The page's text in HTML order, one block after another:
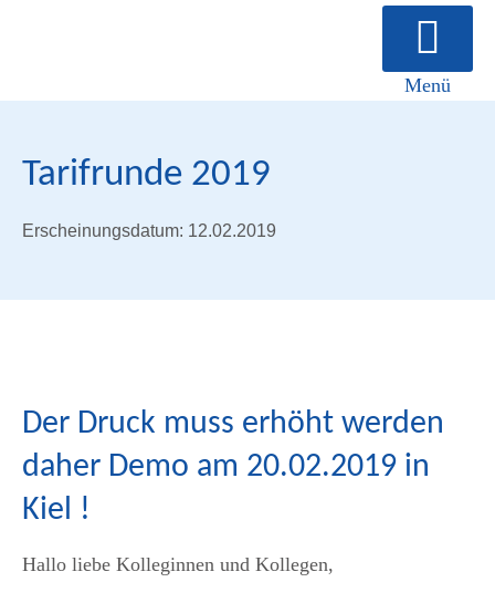
Menü
Tarifrunde 2019
Erscheinungsdatum: 12.02.2019
Der Druck muss erhöht werden
daher Demo am 20.02.2019 in
Kiel !
Hallo liebe Kolleginnen und Kollegen,